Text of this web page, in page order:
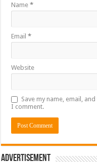
Name*
Email*
Website
Save my name, email,
I comment.
Advertisement